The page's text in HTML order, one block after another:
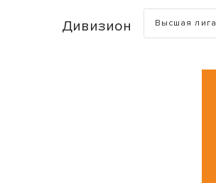
Дивизион Турнир
Высшая лига